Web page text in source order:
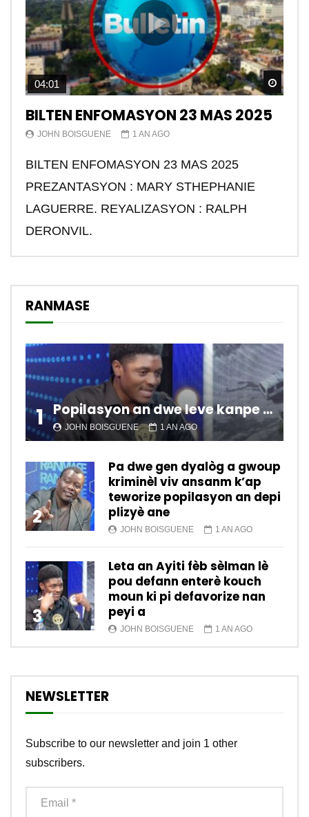
04:01
BILTEN ENFOMASYON 23 MAS 2025
JOHN BOISGUENE 1 AN AGO
BILTEN ENFOMASYON 23 MAS 2025
PREZANTASYON : MARY STHEPHANIE
LAGUERRE. REYALIZASYON : RALPH
DERONVIL.
RANMASE
1 Popilasyon an dwe leve kanpe pou chanje sitiyasyon kawotik l’ap viv nan peyi a.
JOHN BOISGUENE 1 AN AGO
2
Pa dwe gen dyalòg a gwoup
kriminèl viv ansanm k’ap
teworize popilasyon an depi
plizyè ane
JOHN BOISGUENE 1 AN AGO
3
Leta an Ayiti fèb sèlman lè
pou defann enterè kouch
moun ki pi defavorize nan
peyi a
JOHN BOISGUENE 1 AN AGO
NEWSLETTER
Subscribe to our newsletter and join 1 other
subscribers.